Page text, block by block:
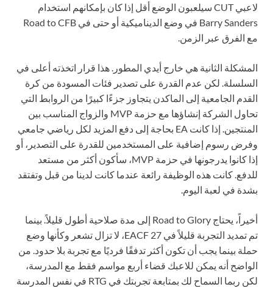
لاعبي CUT سيلعبون الوضع أقل إذا كان بإمكانهم استخدام
Barry Sanders في وضع الديناميكية أو حتى في Road to CFB
مع الفرق عبر الزمن.
المشكلة الثانية هي خارج أيدي المطور. هذا قرار اتخذته أعلى في
السلسلة. لكن عدم القدرة على تصدير فئات المسودة من كرة
القدم الجامعية إلى الماكدن يتجاوز جزءًا كبيرًا من الروابط التي
تحاول الشركة إنشاؤها مع حزمة MVP والزواج المناسب بين
المنتجين. إذا كانت EA بحاجة إلى دفع المزيد لكل رياضي جامعي
وفرض رسوم إضافية على المستخدمين للقدرة على التصدير، أو
إذا كانوا يدرجونها في حزمة MVP، سأكون أكثر من مستعد
للدفع. كانت هذه الوظيفة رائعة عندما كانت لدينا من قبل وتفتقد
بشدة في لعبة اليوم.
أخيراً، يحتاج Road to Glory إلى مدة صلاحية أطول قليلاً. بينما
تم تمديد التجربة قليلاً في EACF 27، لا تزال تشعر وكأنها وضع
حملة بينما يجب أن تكون أكثر تدفقًا فرديًا مع تجربة بلا حدود. من
الواضح أنه يمكن للاعبك قضاء أربع مواسم فقط مع المدرسة،
لكن ربما السماح لك بمتابعة تجربتك في RTG في نفس المدرسة